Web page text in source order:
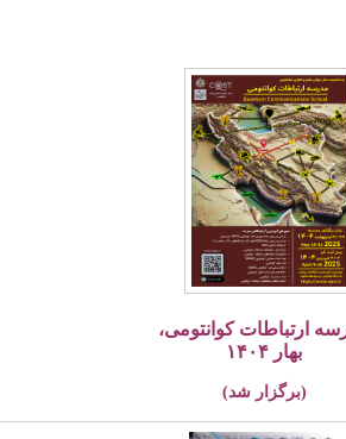
ارتباطات کوانتومی،
بهار ۱۴۰۴
(برگزار شد)